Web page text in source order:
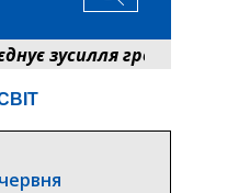
зусилля громади та